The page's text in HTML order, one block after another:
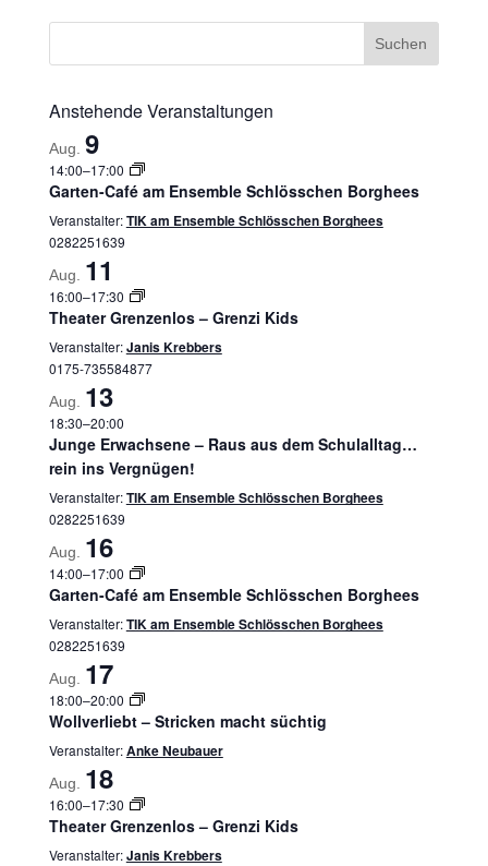
Anstehende Veranstaltungen
Aug. 9
14:00–17:00
Garten-Café am Ensemble Schlösschen Borghees
Veranstalter:TIK am Ensemble Schlösschen Borghees
0282251639
Aug. 11
16:00–17:30
Theater Grenzenlos – Grenzi Kids
Veranstalter:Janis Krebbers
0175-735584877
Aug. 13
18:30–20:00
Junge Erwachsene – Raus aus dem Schulalltag…
rein ins Vergnügen!
Veranstalter:TIK am Ensemble Schlösschen Borghees
0282251639
Aug. 16
14:00–17:00
Garten-Café am Ensemble Schlösschen Borghees
Veranstalter:TIK am Ensemble Schlösschen Borghees
0282251639
Aug. 17
18:00–20:00
Wollverliebt – Stricken macht süchtig
Veranstalter:Anke Neubauer
Aug. 18
16:00–17:30
Theater Grenzenlos – Grenzi Kids
Veranstalter:Janis Krebbers